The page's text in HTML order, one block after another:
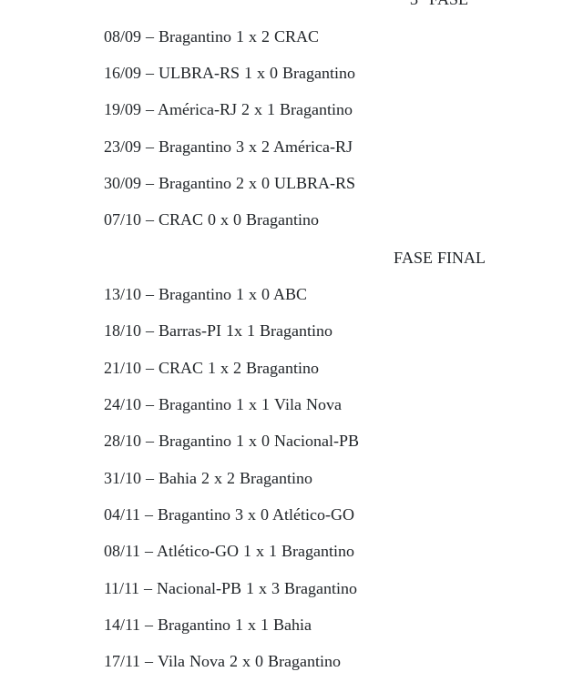
08/09 – Bragantino 1 x 2 CRAC
16/09 – ULBRA-RS 1 x 0 Bragantino
19/09 – América-RJ 2 x 1 Bragantino
23/09 – Bragantino 3 x 2 América-RJ
30/09 – Bragantino 2 x 0 ULBRA-RS
07/10 – CRAC 0 x 0 Bragantino
FASE FINAL
13/10 – Bragantino 1 x 0 ABC
18/10 – Barras-PI 1x 1 Bragantino
21/10 – CRAC 1 x 2 Bragantino
24/10 – Bragantino 1 x 1 Vila Nova
28/10 – Bragantino 1 x 0 Nacional-PB
31/10 – Bahia 2 x 2 Bragantino
04/11 – Bragantino 3 x 0 Atlético-GO
08/11 – Atlético-GO 1 x 1 Bragantino
11/11 – Nacional-PB 1 x 3 Bragantino
14/11 – Bragantino 1 x 1 Bahia
17/11 – Vila Nova 2 x 0 Bragantino